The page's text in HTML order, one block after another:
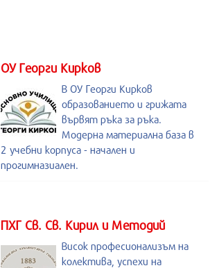
ОУ Георги Кирков
В ОУ Георги Кирков
образованието и грижата
вървят ръка за ръка.
Модерна материална база в
2 учебни корпуса - начален и
прогимназиален.
ПХГ Св. Св. Кирил и Методий
Висок професионализъм на
колектива, успехи на